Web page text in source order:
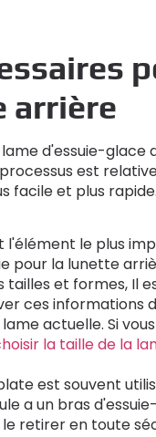
arrière
d'essuie-glace
est
et plus
l'élément le plus
pour la lunette
et formes, Il
ces informations
actuelle. Si
la taille de la
est souvent
a un bras
retirer en toute